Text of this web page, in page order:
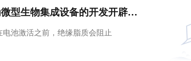
“水滴电池”利用离子梯度发电，为微型生物集成设备的开发开辟道路
池激活之前，绝缘脂质会阻止